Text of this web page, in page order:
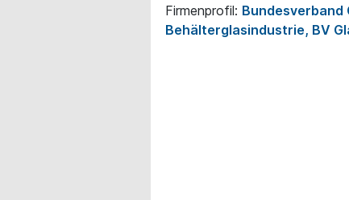
Firmenprofil: Bundesverband
Behälterglasindustrie, BV